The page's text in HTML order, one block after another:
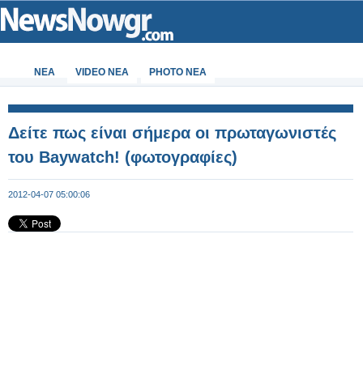
ΝΕΑ VIDEO NEA PHOTO NEA
Δείτε πως είναι σήμερα οι πρωταγωνιστές
του Baywatch! (φωτογραφίες)
2012-04-07 05:00:06